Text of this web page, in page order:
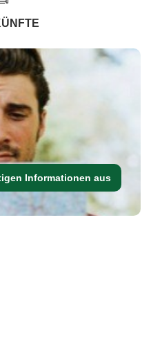
Informationen aus